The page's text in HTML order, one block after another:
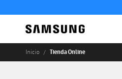
Inicio Tienda Online